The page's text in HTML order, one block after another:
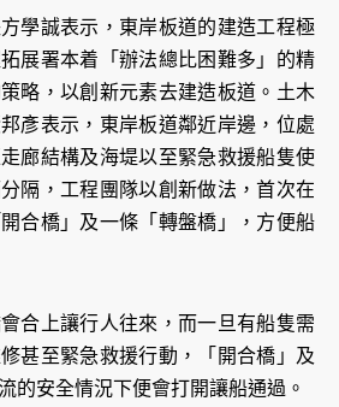
學誠表示，東岸板道的建造工程極
展署本着「辦法總比困難多」的精
略，以創新元素去建造板道。土木
彥表示，東岸板道鄰近岸邊，位處
廊結構及海堤以至緊急救援船隻使
隔，工程團隊以創新做法，首次在
合橋」及一條「轉盤橋」，方便船
合上讓行人往來，而一旦有船隻需
甚至緊急救援行動，「開合橋」及
的安全情況下便會打開讓船通過。